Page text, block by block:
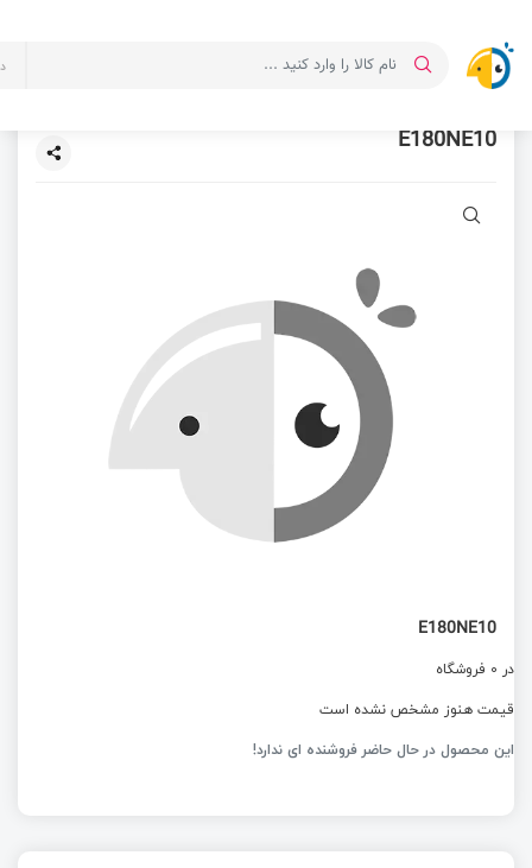
E180NE10
E180NE10
در 0 فروشگاه
قیمت هنوز مشخص نشده است
این محصول در حال حاضر فروشنده ای ندارد!